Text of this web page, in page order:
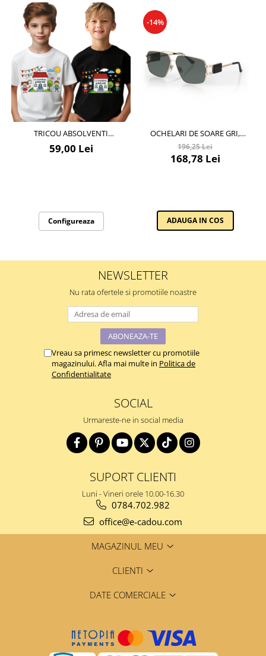
TRICOU ABSOLVENTI
GRADINITA – BUMBAC 100%
PENTRU COPII ȘI PROFESORI
59,00 Lei
Configureaza
-14%
OCHELARI DE SOARE GRI,
PENTRU BARBATI, DANIEL
KLEIN SUNGLASSES, DK3268-2
196,25 Lei
168,78 Lei
ADAUGA IN COS
NEWSLETTER
Nu rata ofertele si promotiile noastre
Vreau sa primesc newsletter cu promotiile
magazinului. Afla mai multe in Politica de
Confidentialitate
SOCIAL
Urmareste-ne in social media
SUPORT CLIENTI
Luni - Vineri orele 10.00-16.30
0784.702.982
office@e-cadou.com
MAGAZINUL MEU
CLIENTI
DATE COMERCIALE